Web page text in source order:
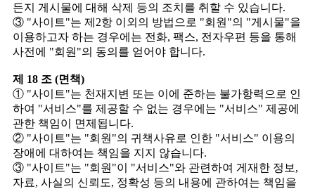
든지 게시물에 대해 삭제 등의 조치를 취할 수 있습니다.
③ "사이트"는 제2항 이외의 방법으로 "회원"의 "게시물"을
이용하고자 하는 경우에는 전화, 팩스, 전자우편 등을 통해
사전에 "회원"의 동의를 얻어야 합니다.
제 18 조 (면책)
① "사이트"는 천재지변 또는 이에 준하는 불가항력으로 인
하여 "서비스"를 제공할 수 없는 경우에는 "서비스" 제공에
관한 책임이 면제됩니다.
② "사이트"는 "회원"의 귀책사유로 인한 "서비스" 이용의
장애에 대하여는 책임을 지지 않습니다.
③ "사이트"는 "회원"이 "서비스"와 관련하여 게재한 정보,
자료, 사실의 신뢰도, 정확성 등의 내용에 관하여는 책임을